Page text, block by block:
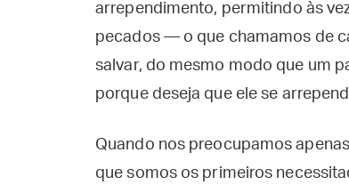
arrependimento, permitindo às
pecados — o que chamamos de
salvar, do mesmo modo que um
porque deseja que ele se
Quando nos preocupamos
que somos os primeiros